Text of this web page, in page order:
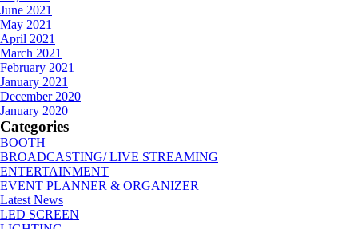
June 2021
May 2021
April 2021
March 2021
February 2021
January 2021
December 2020
January 2020
Categories
BOOTH
BROADCASTING/ LIVE STREAMING
ENTERTAINMENT
EVENT PLANNER & ORGANIZER
Latest News
LED SCREEN